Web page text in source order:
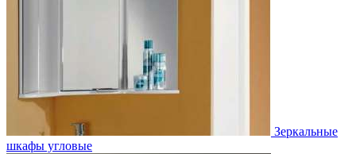
Зеркальные
шкафы угловые